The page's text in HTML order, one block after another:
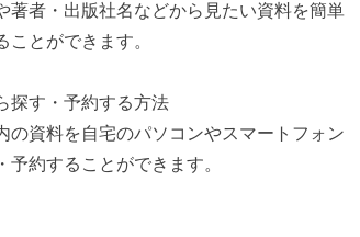
著者・出版社名などから見たい資料を簡単
ことができます。
探す・予約する方法
の資料を自宅のパソコンやスマートフォン
予約することができます。